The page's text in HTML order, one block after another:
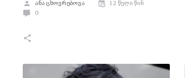
ანა ცხოვრებოვა
12 წელი წინ
0